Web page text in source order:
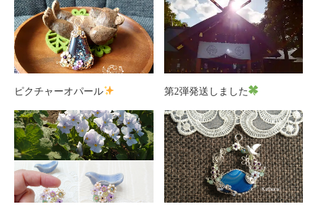
ピクチャーオパール 第2弾発送しました